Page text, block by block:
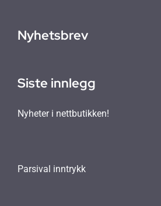
Nyhetsbrev
Siste innlegg
Nyheter i nettbutikken!
Parsival inntrykk